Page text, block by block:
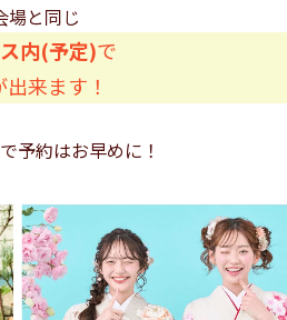
場と同じ
内(予定)で
来ます！
予約はお早めに！